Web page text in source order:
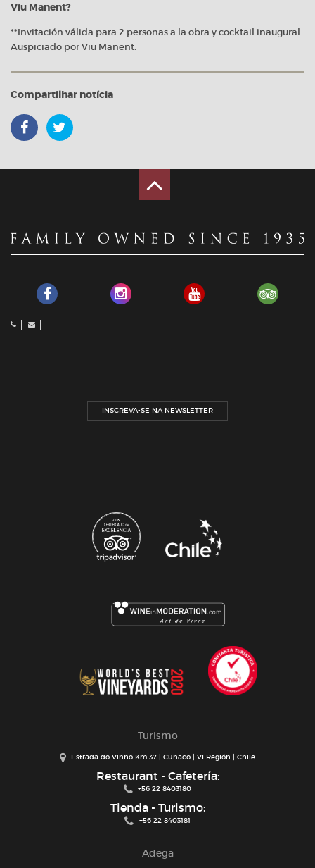
Viu Manent?
**Invitación válida para 2 personas a la obra y cocktail inaugural.
Auspiciado por Viu Manent.
Compartilhar notícia
INSCREVA-SE NA NEWSLETTER
Turismo
Estrada do Vinho Km 37 | Cunaco | VI Región | Chile
Restaurant - Cafetería:
+56 22 8403180
Tienda - Turismo:
+56 22 8403181
Adega